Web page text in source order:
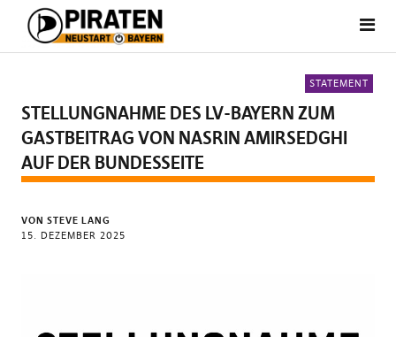
STATEMENT
STELLUNGNAHME DES LV-BAYERN ZUM
GASTBEITRAG VON NASRIN AMIRSEDGHI
AUF DER BUNDESSEITE
VON STEVE LANG
15. DEZEMBER 2025